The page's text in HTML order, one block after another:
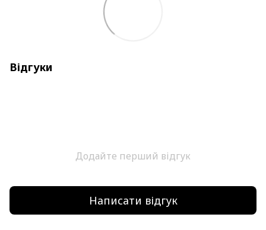
Відгуки
Додайте перший відгук
Написати відгук